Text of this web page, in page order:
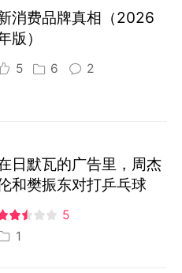
消费品牌真相（2026
版）
5 6 2
日默瓦的广告里，周杰
和樊振东对打乒乓球
5
1